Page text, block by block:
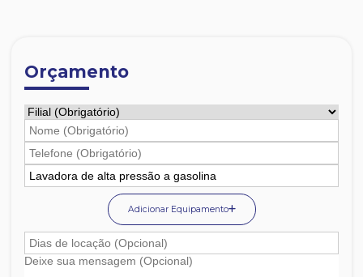
Orçamento
Adicionar Equipamento